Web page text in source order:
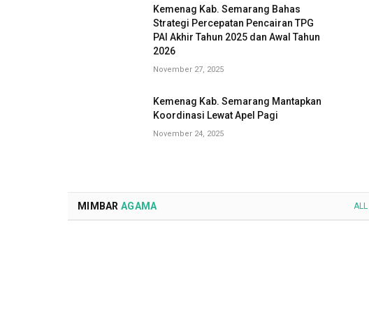
Kemenag Kab. Semarang Bahas
Strategi Percepatan Pencairan TPG
PAI Akhir Tahun 2025 dan Awal Tahun
2026
November 27, 2025
Kemenag Kab. Semarang Mantapkan
Koordinasi Lewat Apel Pagi
November 24, 2025
MIMBAR AGAMA ALL